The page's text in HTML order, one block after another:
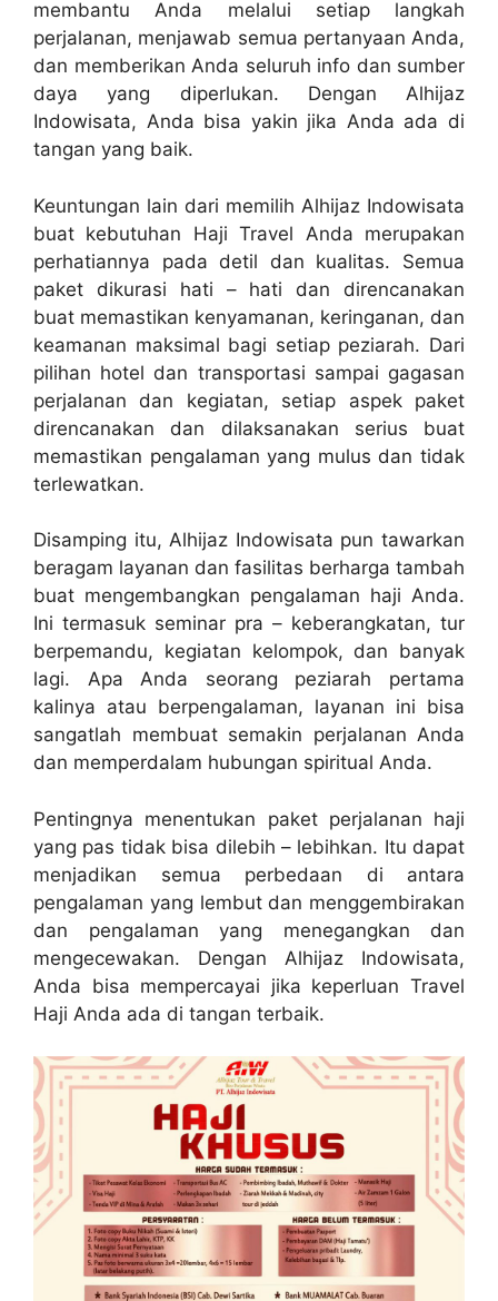
membantu Anda melalui setiap langkah
perjalanan, menjawab semua pertanyaan Anda,
dan memberikan Anda seluruh info dan sumber
daya yang diperlukan. Dengan Alhijaz
Indowisata, Anda bisa yakin jika Anda ada di
tangan yang baik.
Keuntungan lain dari memilih Alhijaz Indowisata
buat kebutuhan Haji Travel Anda merupakan
perhatiannya pada detil dan kualitas. Semua
paket dikurasi hati – hati dan direncanakan
buat memastikan kenyamanan, keringanan, dan
keamanan maksimal bagi setiap peziarah. Dari
pilihan hotel dan transportasi sampai gagasan
perjalanan dan kegiatan, setiap aspek paket
direncanakan dan dilaksanakan serius buat
memastikan pengalaman yang mulus dan tidak
terlewatkan.
Disamping itu, Alhijaz Indowisata pun tawarkan
beragam layanan dan fasilitas berharga tambah
buat mengembangkan pengalaman haji Anda.
Ini termasuk seminar pra – keberangkatan, tur
berpemandu, kegiatan kelompok, dan banyak
lagi. Apa Anda seorang peziarah pertama
kalinya atau berpengalaman, layanan ini bisa
sangatlah membuat semakin perjalanan Anda
dan memperdalam hubungan spiritual Anda.
Pentingnya menentukan paket perjalanan haji
yang pas tidak bisa dilebih – lebihkan. Itu dapat
menjadikan semua perbedaan di antara
pengalaman yang lembut dan menggembirakan
dan pengalaman yang menegangkan dan
mengecewakan. Dengan Alhijaz Indowisata,
Anda bisa mempercayai jika keperluan Travel
Haji Anda ada di tangan terbaik.